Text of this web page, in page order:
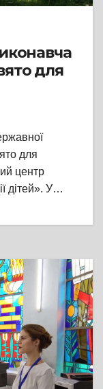
для
для
центр
дітей». У…